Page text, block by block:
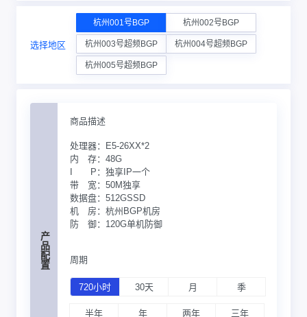
选择地区
杭州001号BGP 杭州002号BGP
杭州003号超频BGP 杭州004号超频BGP
杭州005号超频BGP
产品配置
商品描述
处理器： E5-26XX*2
内 存： 48G
I P： 独享IP一个
带 宽： 50M独享
数据盘： 512GSSD
机 房： 杭州BGP机房
防 御： 120G单机防御
周期
720小时 30天 月 季
半年 年 两年 三年